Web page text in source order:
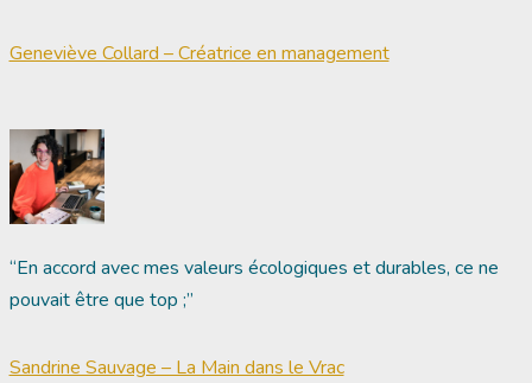
Geneviève Collard – Créatrice en management
“En accord avec mes valeurs écologiques et durables, ce ne
pouvait être que top ;”
Sandrine Sauvage – La Main dans le Vrac